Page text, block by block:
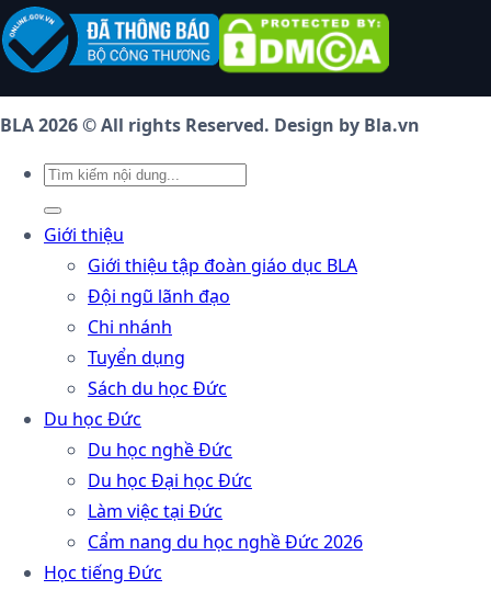
BLA 2026 © All rights Reserved. Design by Bla.vn
Giới thiệu
Giới thiệu tập đoàn giáo dục BLA
Đội ngũ lãnh đạo
Chi nhánh
Tuyển dụng
Sách du học Đức
Du học Đức
Du học nghề Đức
Du học Đại học Đức
Làm việc tại Đức
Cẩm nang du học nghề Đức 2026
Học tiếng Đức